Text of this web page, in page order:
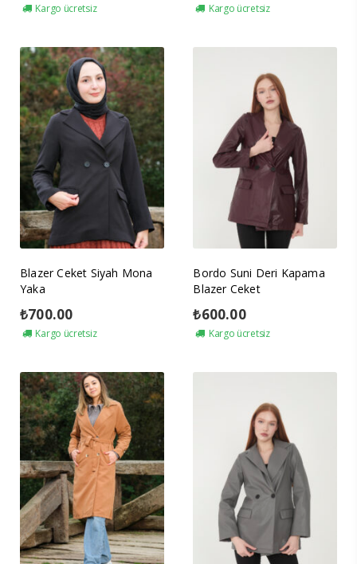
Kargo ücretsiz Kargo ücretsiz
Blazer Ceket Siyah Mona
Yaka
₺700.00
Kargo ücretsiz
Bordo Suni Deri Kapama
Blazer Ceket
₺600.00
Kargo ücretsiz